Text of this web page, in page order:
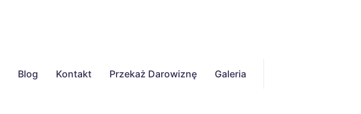
Blog Kontakt Przekaż Darowiznę Galeria